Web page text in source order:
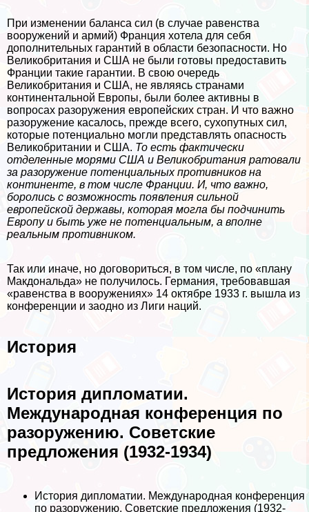
При изменении баланса сил (в случае равенства
вооружений и армий) Франция хотела для себя
дополнительных гарантий в области безопасности. Но
Великобритания и США не были готовы предоставить
Франции такие гарантии. В свою очередь
Великобритания и США, не являясь странами
континентальной Европы, были более активны в
вопросах разоружения европейских стран. И что важно
разоружение касалось, прежде всего, сухопутных сил,
которые потенциально могли представлять опасность
Великобритании и США. То есть фактически
отделенные морями США и Великобритания ратовали
за разоружение потенциальных противников на
континенте, в том числе Франции. И, что важно,
боролись с возможность появления сильной
европейской державы, которая могла бы подчинить
Европу и быть уже не потенциальным, а вполне
реальным противником.
Так или иначе, но договориться, в том числе, по «плану
Макдональда» не получилось. Германия, требовавшая
«равенства в вооружениях» 14 октябре 1933 г. вышла из
конференции и заодно из Лиги наций.
История
История дипломатии.
Международная конференция по
разоружению. Советские
предложения (1932-1934)
История дипломатии. Международная конференция
по разоружению. Советские предложения (1932-